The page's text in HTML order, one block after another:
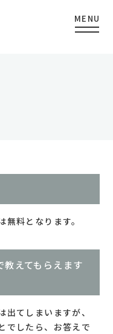
料となります。
えてもらえます
てしまいますが、
でしたら、お答えで